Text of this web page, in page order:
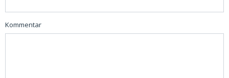
Kommentar